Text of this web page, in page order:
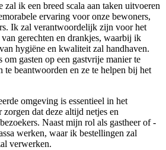
ik een breed scala aan taken uitvoeren
ervaring voor onze bewoners,
Ik zal verantwoordelijk zijn voor het
gerechten en drankjes, waarbij ik
hygiëne en kwaliteit zal handhaven.
gasten op een gastvrije manier te
beantwoorden en ze te helpen bij het
omgeving is essentieel in het
dat deze altijd netjes en
Naast mijn rol als gastheer of -
werken, waar ik bestellingen zal
verwerken.